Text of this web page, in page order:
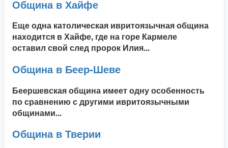
Община в Хайфе
Еще одна католическая ивритоязычная община
находится в Хайфе, где на горе Кармеле
оставил свой след пророк Илия...
Община в Беер-Шеве
Беершевская община имеет одну особенность
по сравнению с другими ивритоязычными
общинами...
Община в Тверии